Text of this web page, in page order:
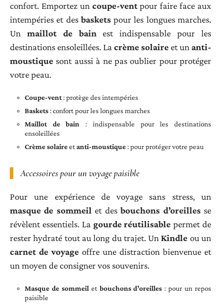
confort. Emportez un coupe-ventpour faire face aux
intempéries et des basketspour les longues marches.
Un maillot de bainest indispensable pour les
destinations ensoleillées. Lacrème solaireet unanti-
moustique sont aussi à ne pas oublier pour protéger
votre peau.
Coupe-vent: protège des intempéries
Baskets: confort pour les longues marches
Maillot de bain : indispensable pour les destinations
ensoleillées
Crème solaireetanti-moustique: pour protéger votre peau
Accessoires pour un voyage paisible
Pour une expérience de voyage sans stress, un
masque de sommeilet desbouchons d’oreillesse
révèlent essentiels. La gourde réutilisable permet de
rester hydraté tout au long du trajet. UnKindle ou un
carnet de voyage offre une distraction bienvenue et
un moyen de consigner vos souvenirs.
Masque de sommeilet bouchons d’oreilles : pour un repos
paisible